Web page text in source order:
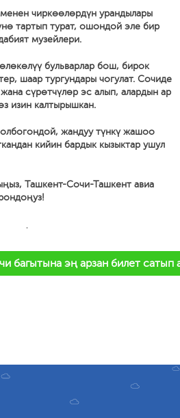
чиркөөлөрдүн урандылары
тартып турат, ошондой эле бир
музейлери.
бульварлар бош, бирок
шаар тургундары чогулат. Сочиде
сүрөтчүлөр эс алып, алардын ар
изин калтырышкан.
жандуу түнкү жашоо
кийин бардык кызыктар ушул
Ташкент-Сочи-Ташкент авиа
'
багытына эң арзан билет сатып